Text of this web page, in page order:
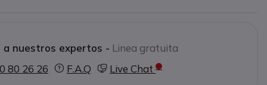
a nuestros expertos - Linea gratuita
80 26 26
F.A.Q Live Chat